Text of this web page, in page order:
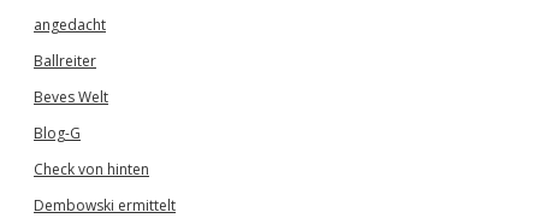
angedacht
Ballreiter
Beves Welt
Blog-G
Check von hinten
Dembowski ermittelt